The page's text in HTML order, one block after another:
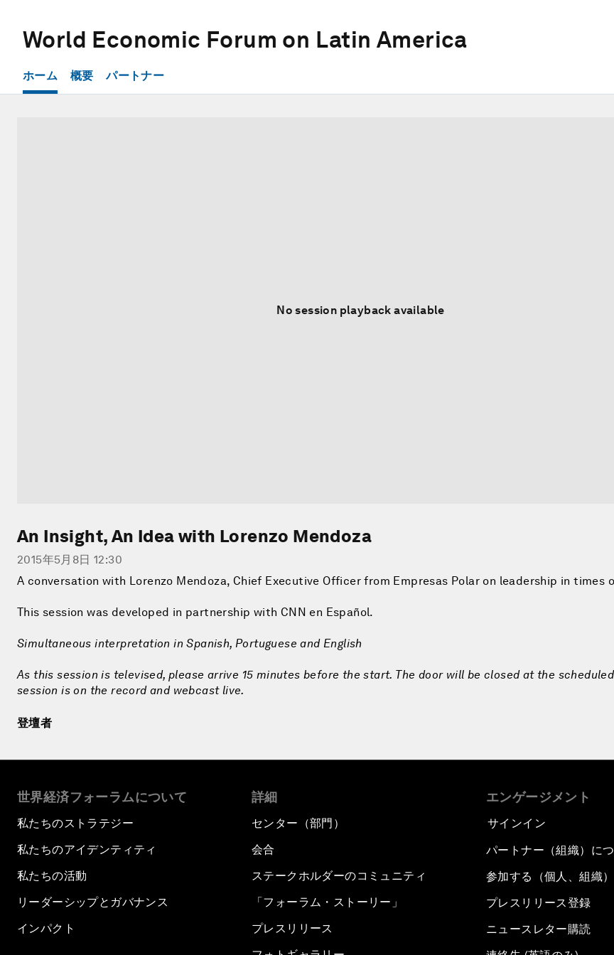
World Economic Forum on Latin America
ホーム 概要 パートナー
No session playback available
An Insight, An Idea with Lorenzo Mendoza
2015年5月8日 12:30
A conversation with Lorenzo Mendoza, Chief Executive Officer from Empresas Polar on leadership in times
This session was developed in partnership with CNN en Español.
Simultaneous interpretation in Spanish, Portuguese and English
As this session is televised, please arrive 15 minutes before the start. The door will be closed at the
session is on the record and webcast live.
登壇者
世界経済フォーラムについて
私たちのストラテジー
私たちのアイデンティティ
私たちの活動
リーダーシップとガバナンス
インパクト
詳細
センター（部門）
会合
ステークホルダーのコミュニティ
「フォーラム・ストーリー」
プレスリリース
エンゲージメント
サインイン
パートナー（組織）に
参加する（個人、組織）
プレスリリース登録
ニュースレター購読